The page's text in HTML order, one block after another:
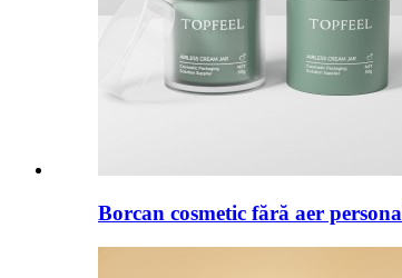
Borcan cosmetic fără aer